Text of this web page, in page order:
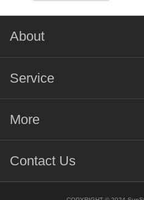
About
Service
More
Contact Us